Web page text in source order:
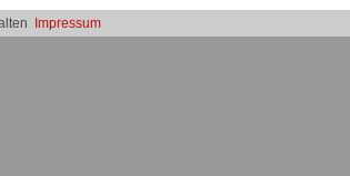
Impressum